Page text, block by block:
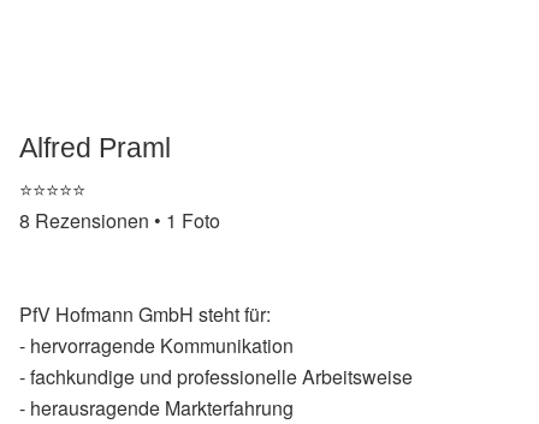
Alfred Praml
⭐️⭐️⭐️⭐️⭐️
8 Rezensionen • 1 Foto
PfV Hofmann GmbH steht für:
- hervorragende Kommunikation
- fachkundige und professionelle Arbeitsweise
- herausragende Markterfahrung